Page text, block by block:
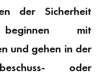
der Sicherheit
mit
und gehen in der
oder